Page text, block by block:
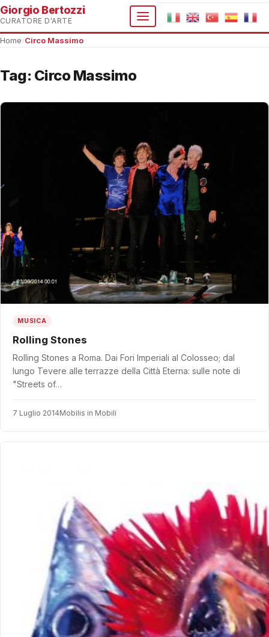
Giorgio Bertozzi
CURATORE D'ARTE
Home Circo Massimo
Tag: Circo Massimo
MUSICA
Rolling Stones
Rolling Stones a Roma. Dai Fori Imperiali al Colosseo; dal
lungo Tevere alle terrazze della Città Eterna: sulle note di
"Streets of…
7 Luglio 2014Mobilis in Mobili